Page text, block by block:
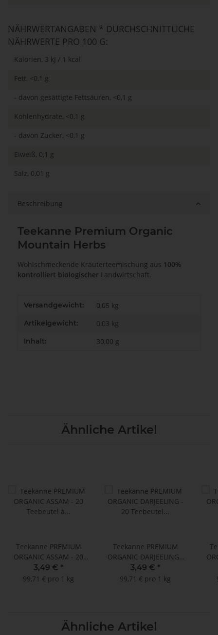
NÄHRWERTANGABEN * DURCHSCHNITTLICHE
NÄHRWERTE PRO 100 G:
Kalorien, 3 kJ / 1 kcal
Fett, <0,1 g
- davon gesättigte Fettsäuren, <0,1 g
Kohlenhydrate, <0,1 g
- davon Zucker, <0,1 g
Eiweiß, 0,1 g
Salz, 0,01 g
Beschreibung
Teekanne Premium Organic
Mountain Herbs
Wohlschmeckende Kräuterteemischung aus 100%
kontrolliert biologischer Landwirtschaft.
Produkteigenschaft
Wert
Versandgewicht: 0,05 kg
Artikelgewicht: 0,03 kg
Inhalt: 30,00 g
Ähnliche Artikel
Teekanne PREMIUM
ORGANIC ASSAM - 20
Teebeutel à 1,75 g
3,49 € *
99,71 € pro 1 kg
Teekanne PREMIUM
ORGANIC DARJEELING -
20 Teebeutel à 1,75 g
3,49 € *
99,71 € pro 1 kg
Ähnliche Artikel